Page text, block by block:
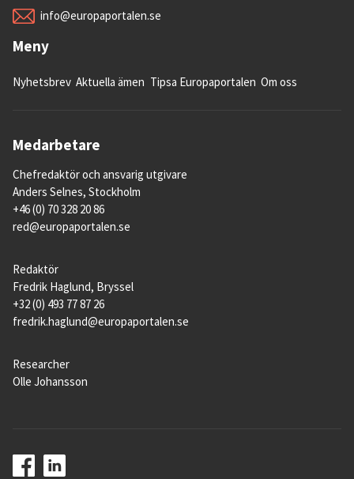
info@europaportalen.se
Meny
Nyhetsbrev Aktuella ämen Tipsa Europaportalen Om oss
Medarbetare
Chefredaktör och ansvarig utgivare
Anders Selnes, Stockholm
+46 (0) 70 328 20 86
red@europaportalen.se
Redaktör
Fredrik Haglund, Bryssel
+32 (0) 493 77 87 26
fredrik.haglund@europaportalen.se
Researcher
Olle Johansson